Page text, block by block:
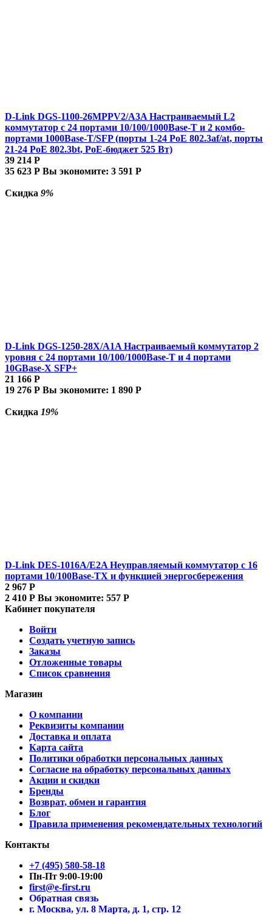
D-Link DGS-1100-26MPPV2/A3A Настраиваемый L2
коммутатор с 24 портами 10/100/1000Base-T и 2 комбо-
портами 1000Base-T/SFP (порты 1-24 PoE 802.3af/at, порты
21-24 PoE 802.3bt, PoE-бюджет 525 Вт)
39 214 Р
35 623 Р Вы экономите: 3 591 Р
Скидка 9%
D-Link DGS-1250-28X/A1A Настраиваемый коммутатор 2
уровня c 24 портами 10/100/1000Base-T и 4 портами
10GBase-X SFP+
21 166 Р
19 276 Р Вы экономите: 1 890 Р
Скидка 19%
D-Link DES-1016A/E2A Неуправляемый коммутатор с 16
портами 10/100Base-TX и функцией энергосбережения
2 967 Р
2 410 Р Вы экономите: 557 Р
Кабинет покупателя
Войти
Создать учетную запись
Заказы
Отложенные товары
Список сравнения
Магазин
О компании
Реквизиты компании
Доставка и оплата
Карта сайта
Политики обработки персональных данных
Согласие на обработку персональных данных
Акции и скидки
Бренды
Возврат, обмен и гарантия
Блог
Правила применения рекомендательных технологий
Контакты
+7 (495) 580-58-18
Пн-Пт 9:00-19:00
first@e-first.ru
Обратная связь
г. Москва, ул. 8 Марта, д. 1, стр. 12